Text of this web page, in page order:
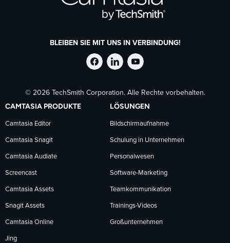
BLEIBEN SIE MIT UNS IN VERBINDUNG!
TechSmith
auf
Facebook
folgen
TechSmith
auf
LinkedIn
folgen
TechSmith
auf
YouTube
folgen
© 2026 TechSmith Corporation. Alle Rechte vorbehalten.
CAMTASIA PRODUKTE
Camtasia Editor
Camtasia Snagit
Camtasia Audiate
Screencast
Camtasia Assets
Snagit Assets
Camtasia Online
Jing
LÖSUNGEN
Bildschirmaufnahme
Schulung in Unternehmen
Personalwesen
Software-Marketing
Teamkommunikation
Trainings-Videos
Großunternehmen